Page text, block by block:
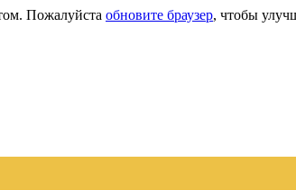
Пожалуйста обновите браузер, чтобы